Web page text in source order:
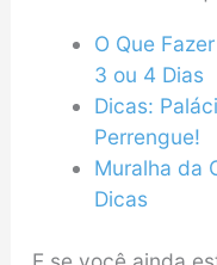
O Que
3 ou 4 Dias
Dicas:
Perrengue!
Muralha da
Dicas